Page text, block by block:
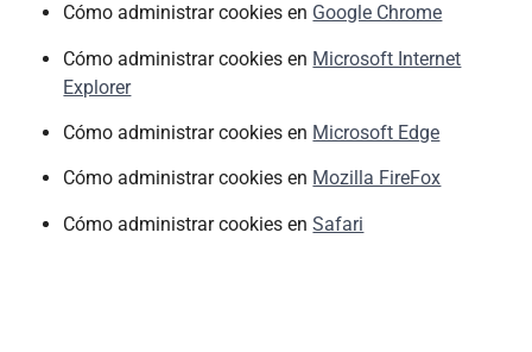
Cómo administrar cookies en Google Chrome
Cómo administrar cookies en Microsoft Internet
Explorer
Cómo administrar cookies en Microsoft Edge
Cómo administrar cookies en Mozilla FireFox
Cómo administrar cookies enSafari